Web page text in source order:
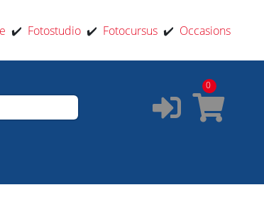
✔️ Fotostudio ✔️ Fotocursus ✔️ Occasions
0